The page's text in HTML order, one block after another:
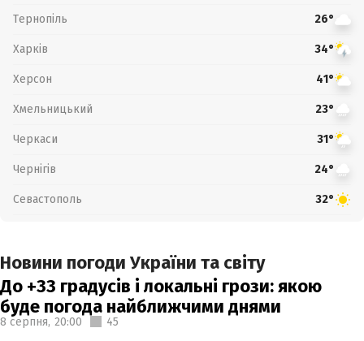
Тернопіль 26°
Харків 34°
Херсон 41°
Хмельницький 23°
Черкаси 31°
Чернігів 24°
Севастополь 32°
Новини погоди України та світу
До +33 градусів і локальні грози: якою
буде погода найближчими днями
8 серпня, 20:00 45